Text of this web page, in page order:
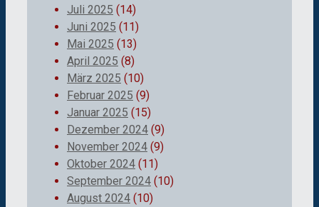
Juli 2025 (14)
Juni 2025 (11)
Mai 2025 (13)
April 2025 (8)
März 2025 (10)
Februar 2025 (9)
Januar 2025 (15)
Dezember 2024 (9)
November 2024 (9)
Oktober 2024 (11)
September 2024 (10)
August 2024 (10)